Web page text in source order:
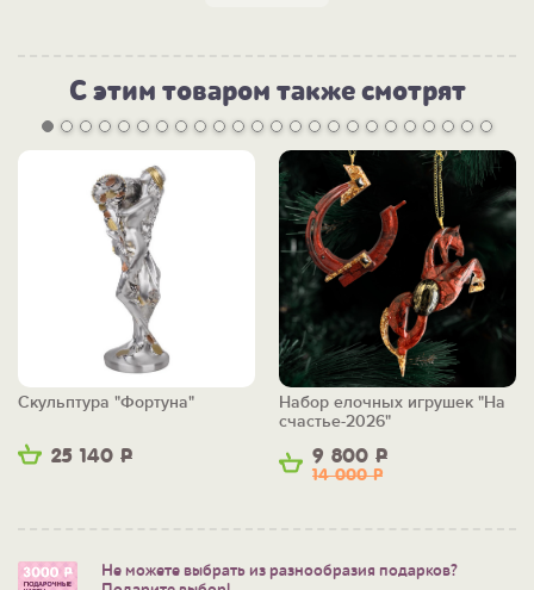
С этим товаром также смотрят
25 140 Р
Скульптура "Фортуна"
9 800 Р
14 000Р
Набор елочных игрушек "На
счастье-2026"
Не можете выбрать из разнообразия подарков?